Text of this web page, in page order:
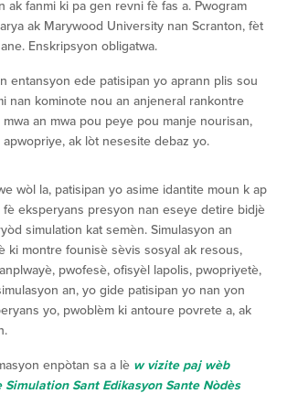
ak fanmi ki pa gen revni fè fas a. Pwogram
ak Marywood University nan Scranton, fèt
Enskripsyon obligatwa.
entansyon ede patisipan yo aprann plis sou
nan kominote nou an anjeneral rankontre
an mwa pou peye pou manje nourisan,
ak lòt nesesite debaz yo.
wòl la, patisipan yo asime idantite moun k ap
fè eksperyans presyon nan eseye detire bidjè
simulation kat semèn. Simulasyon an
ki montre founisè sèvis sosyal ak resous,
pwofesè, ofisyèl lapolis, pwopriyetè,
an, yo gide patisipan yo nan yon
yo, pwoblèm ki antoure povrete a, ak
enpòtan sa a lè w vizite paj wèb
Simulation Sant Edikasyon Sante Nòdès